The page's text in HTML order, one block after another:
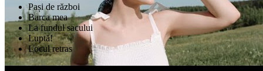
Pași de război
Barca mea
La fundul sacului
Luptă!
Locul retras